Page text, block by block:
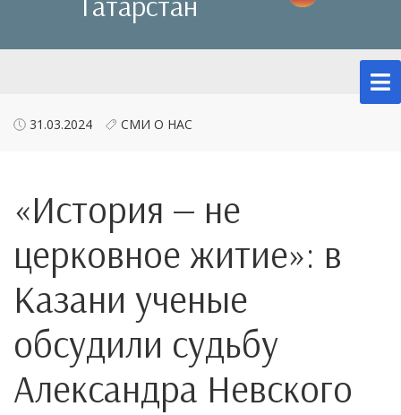
31.03.2024 СМИ О НАС
«История — не
церковное житие»: в
Казани ученые
обсудили судьбу
Александра Невского